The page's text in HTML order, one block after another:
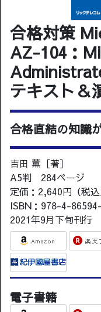
合格対策
AZ-104：
テキスト＆
合格直結の知識
吉田 薫［著］
A5判 284ページ
定価：2,640円（税込
ISBN：978-4-
2021年9月下旬刊行
電子書籍